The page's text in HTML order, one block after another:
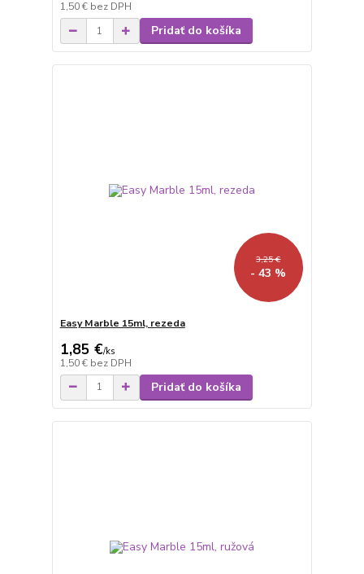
1,50 € bez DPH
Pridať do košíka
3,25 €
- 43 %
Easy Marble 15ml, rezeda
1,85 €/ks
1,50 € bez DPH
Pridať do košíka